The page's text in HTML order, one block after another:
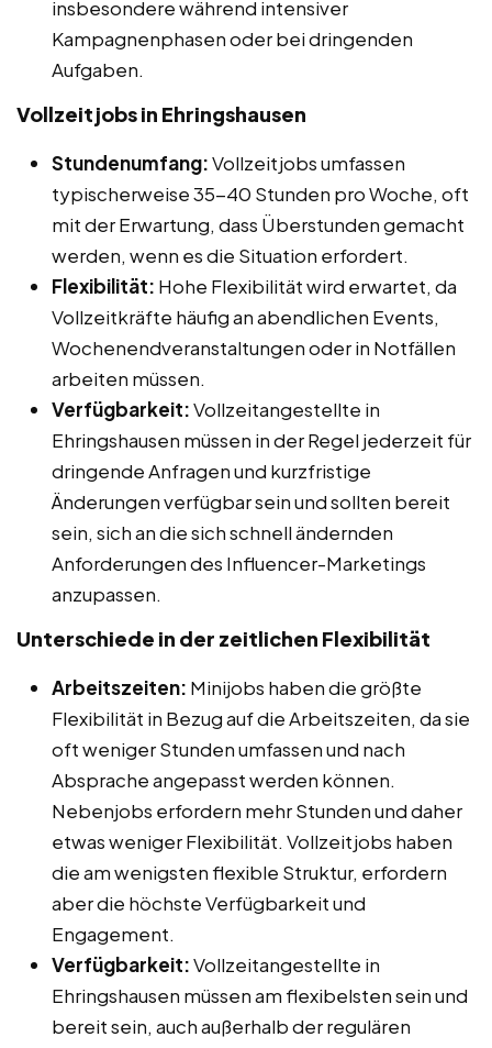
insbesondere während intensiver
Kampagnenphasen oder bei dringenden
Aufgaben.
Vollzeitjobs in Ehringshausen
Stundenumfang:Vollzeitjobs umfassen
typischerweise 35-40 Stunden pro Woche, oft
mit der Erwartung, dass Überstunden gemacht
werden, wenn es die Situation erfordert.
Flexibilität: Hohe Flexibilität wird erwartet, da
Vollzeitkräfte häufig an abendlichen Events,
Wochenendveranstaltungen oder in Notfällen
arbeiten müssen.
Verfügbarkeit:Vollzeitangestellte in
Ehringshausen müssen in der Regel jederzeit für
dringende Anfragen und kurzfristige
Änderungen verfügbar sein und sollten bereit
sein, sich an die sich schnell ändernden
Anforderungen des Influencer-Marketings
anzupassen.
Unterschiede in der zeitlichen Flexibilität
Arbeitszeiten: Minijobs haben die größte
Flexibilität in Bezug auf die Arbeitszeiten, da sie
oft weniger Stunden umfassen und nach
Absprache angepasst werden können.
Nebenjobs erfordern mehr Stunden und daher
etwas weniger Flexibilität. Vollzeitjobs haben
die am wenigsten flexible Struktur, erfordern
aber die höchste Verfügbarkeit und
Engagement.
Verfügbarkeit:Vollzeitangestellte in
Ehringshausen müssen am flexibelsten sein und
bereit sein, auch außerhalb der regulären